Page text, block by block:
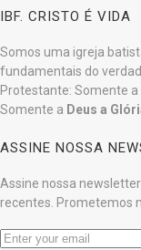
IBF. CRISTO É VIDA
Somos uma igreja
fundamentais do
Protestante: Somente a
Somente a Deus a
ASSINE NOSSA
Assine nossa
recentes. Prometemos